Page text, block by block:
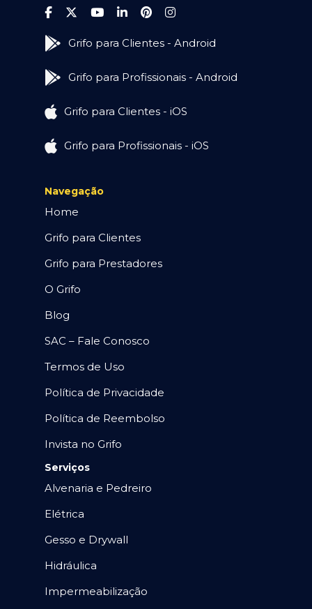
Grifo para Clientes - Android
Grifo para Profissionais - Android
Grifo para Clientes - iOS
Grifo para Profissionais - iOS
Navegação
Home
Grifo para Clientes
Grifo para Prestadores
O Grifo
Blog
SAC – Fale Conosco
Termos de Uso
Política de Privacidade
Política de Reembolso
Invista no Grifo
Serviços
Alvenaria e Pedreiro
Elétrica
Gesso e Drywall
Hidráulica
Impermeabilização